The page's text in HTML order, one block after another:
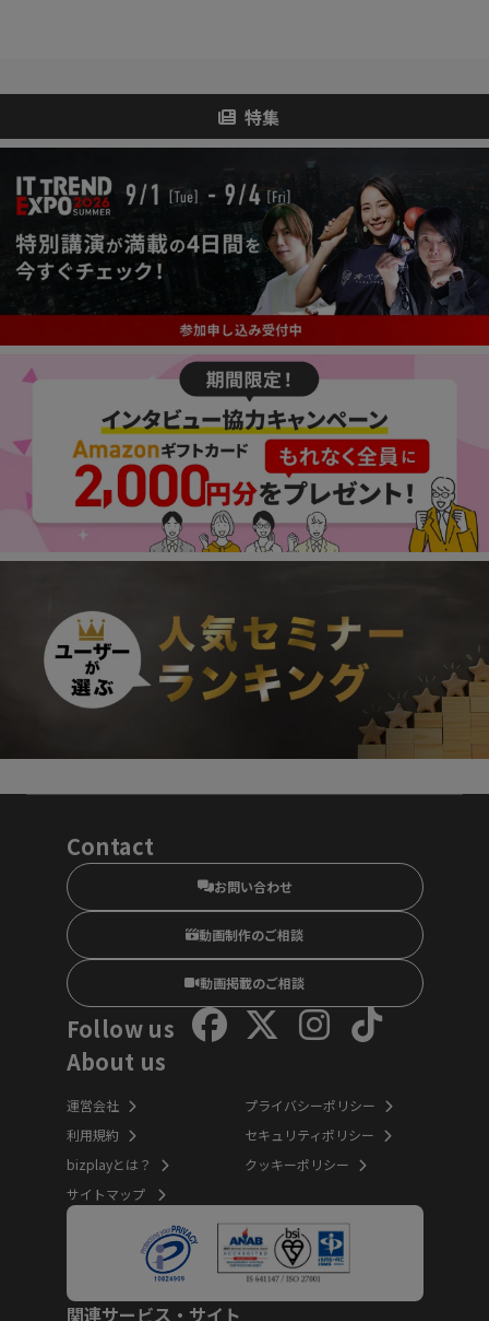
特集
Contact
お問い合わせ
動画制作のご相談
動画掲載のご相談
Follow us
About us
運営会社
利用規約
bizplayとは？
サイトマップ
プライバシーポリシー
セキュリティポリシー
クッキーポリシー
関連サービス・サイト